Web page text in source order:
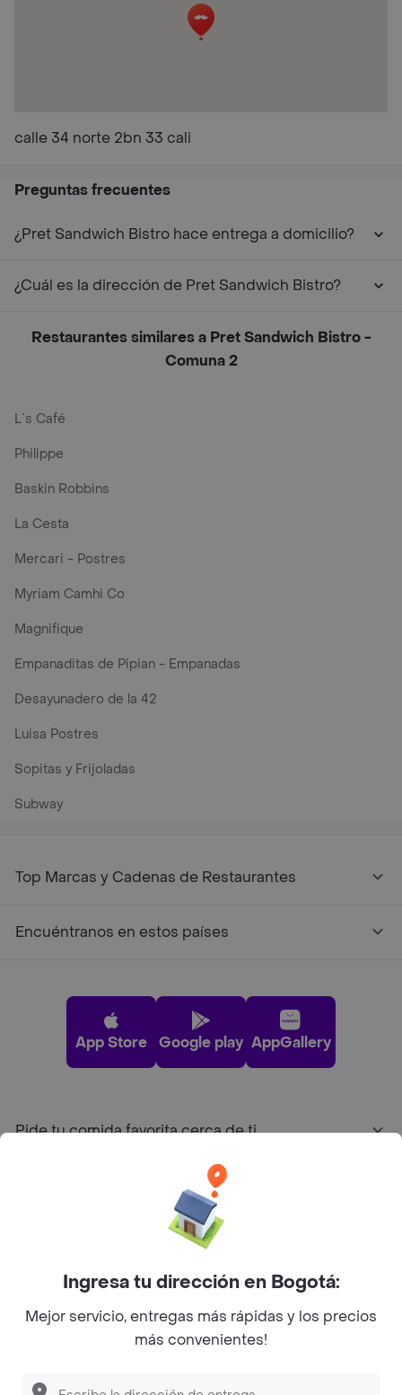
calle 34 norte 2bn 33 cali
Preguntas frecuentes
¿Pret Sandwich Bistro hace entrega a domicilio?
¿Cuál es la dirección de Pret Sandwich Bistro?
Restaurantes similares a Pret Sandwich Bistro -
Comuna 2
L´s Café
Philippe
Baskin Robbins
La Cesta
Mercari - Postres
Myriam Camhi Co
Magnifique
Empanaditas de Pipian - Empanadas
Desayunadero de la 42
Luisa Postres
Sopitas y Frijoladas
Subway
Top Marcas y Cadenas de Restaurantes
Encuéntranos en estos países
App Store Google play AppGallery
Pide tu comida favorita cerca de ti
Sobre Rappi
Facebook
Twitter
Instagram
©2026Rappi Inc. All rights reserved.
Ingresa tu dirección en Bogotá:
Mejor servicio, entregas más rápidas y los precios
más convenientes!